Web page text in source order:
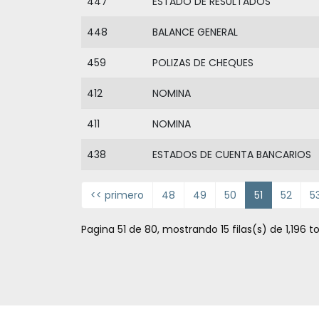
448 BALANCE GENERAL
459 POLIZAS DE CHEQUES
412 NOMINA
411 NOMINA
438 ESTADOS DE CUENTA BANCARIOS
<< primero 48 49 50 51 52
Pagina 51 de 80, mostrando 15 filas(s) de 1,196